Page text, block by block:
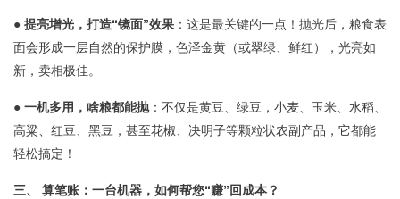
● 提亮增光，打造“镜面”效果 ：这是最关键的一点！抛光后，粮食表
面会形成一层自然的保护膜，色泽金黄（或翠绿、鲜红），光亮如
新，卖相极佳。
● 一机多用，啥粮都能抛：不仅是黄豆、绿豆，小麦、玉米、水稻、
高粱、红豆、黑豆，甚至花椒、决明子等颗粒状农副产品，它都能
轻松搞定！
三、 算笔账：一台机器，如何帮您“赚”回成本？